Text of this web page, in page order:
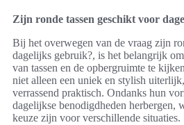
Zijn ronde tassen geschikt voor
Bij het overwegen van de vraag zijn
dagelijks gebruik?, is het belangrijk
van tassen en de opbergruimte te
niet alleen een uniek en stylish
verrassend praktisch. Ondanks hun
dagelijkse benodigdheden herbergen,
keuze zijn voor verschillende situaties.